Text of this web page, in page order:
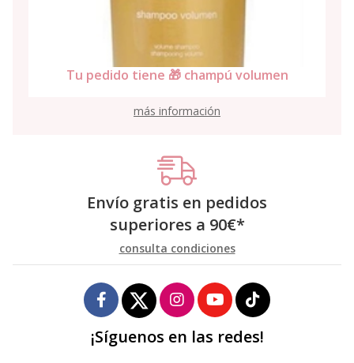
volumen
Tu pedido tiene 🎁 ampollas
Violett-10
más información
Envío gratis en pedidos
superiores a 90€*
consulta condiciones
¡Síguenos en las redes!